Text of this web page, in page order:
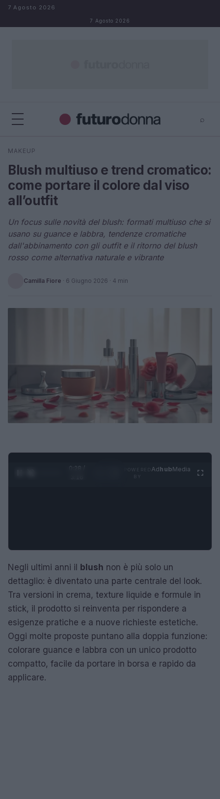
Salta al contenuto
7 Agosto 2026
7 Agosto 2026
⌕
Cerca
MAKEUP
Blush multiuso e trend cromatico:
come portare il colore dal viso
all’outfit
Un focus sulle novità del blush: formati multiuso che si
usano su guance e labbra, tendenze cromatiche
dall'abbinamento con gli outfit e il ritorno del blush
rosso come alternativa naturale e vibrante
Camilla Fiore · 6 Giugno 2026 · 4 min
0:29 /
AdhubMedia
Negli ultimi anni il blush non è più solo un
dettaglio: è diventato una parte centrale del look.
Tra versioni in crema, texture liquide e formule in
stick, il prodotto si reinventa per rispondere a
esigenze pratiche e a nuove richieste estetiche.
Oggi molte proposte puntano alla doppia funzione:
colorare guance e labbra con un unico prodotto
compatto, facile da portare in borsa e rapido da
applicare.